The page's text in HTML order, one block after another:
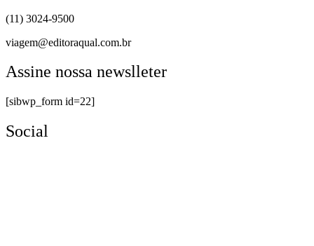
(11) 3024-9500
viagem@editoraqual.com.br
Assine nossa newslleter
[sibwp_form id=22]
Social